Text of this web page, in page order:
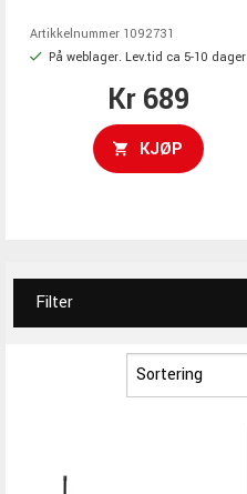
Artikkelnummer 1092731
På weblager. Lev.tid ca 5-10 dager
Kr 689
KJØP
Filter